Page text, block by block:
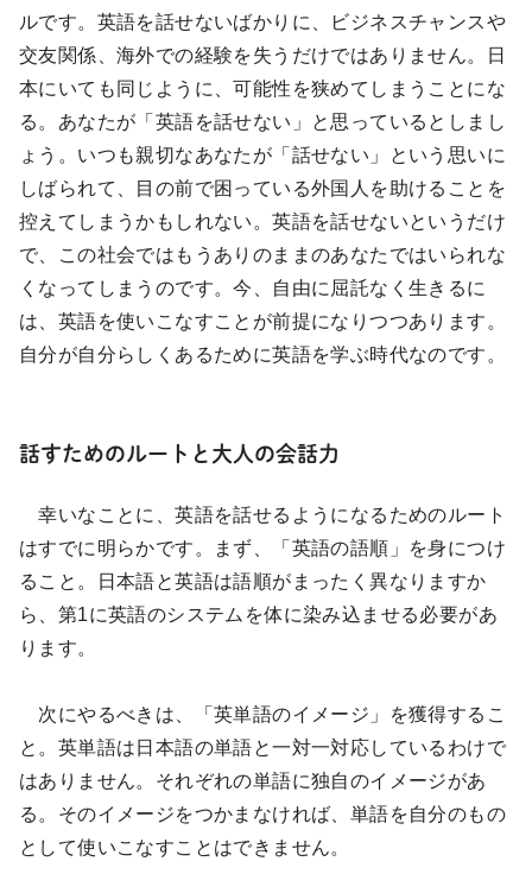
ルです。英語を話せないばかりに、ビジネスチャンスや
交友関係、海外での経験を失うだけではありません。日
本にいても同じように、可能性を狭めてしまうことにな
る。あなたが「英語を話せない」と思っているとしまし
ょう。いつも親切なあなたが「話せない」という思いに
しばられて、目の前で困っている外国人を助けることを
控えてしまうかもしれない。英語を話せないというだけ
で、この社会ではもうありのままのあなたではいられな
くなってしまうのです。今、自由に屈託なく生きるに
は、英語を使いこなすことが前提になりつつあります。
自分が自分らしくあるために英語を学ぶ時代なのです。
話すためのルートと大人の会話力
幸いなことに、英語を話せるようになるためのルート
はすでに明らかです。まず、「英語の語順」を身につけ
ること。日本語と英語は語順がまったく異なりますか
ら、第1に英語のシステムを体に染み込ませる必要があ
ります。
次にやるべきは、「英単語のイメージ」を獲得するこ
と。英単語は日本語の単語と一対一対応しているわけで
はありません。それぞれの単語に独自のイメージがあ
る。そのイメージをつかまなければ、単語を自分のもの
として使いこなすことはできません。